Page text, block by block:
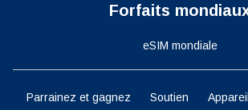
Forfaits
eSIM mondiale
Parrainez et gagnez Soutien